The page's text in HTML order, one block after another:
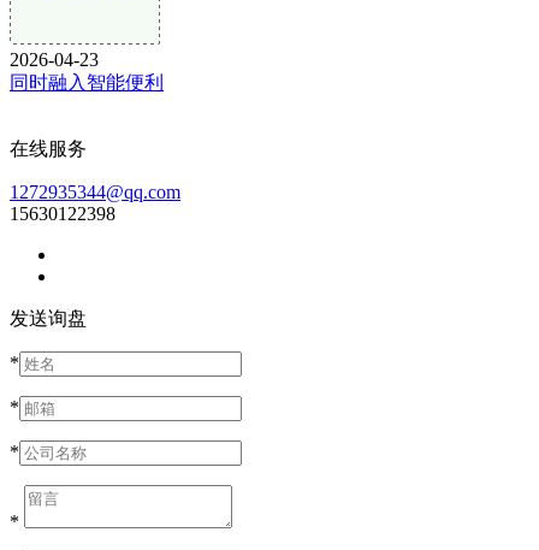
2026-04-23
同时融入智能便利
在线服务
1272935344@qq.com
15630122398
发送询盘
*
*
*
*